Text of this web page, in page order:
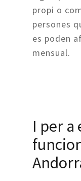
propi o
persones
es poden
mensual.
I per a